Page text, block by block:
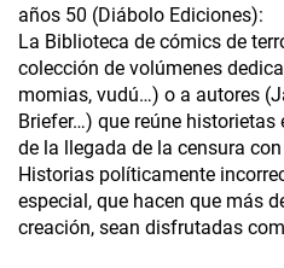
años 50 (Diábolo Ediciones):
La Biblioteca de cómics de
colección de volúmenes
momias, vudú…) o a autores
Briefer…) que reúne
de la llegada de la censura
Historias políticamente
especial, que hacen que más
creación, sean disfrutadas